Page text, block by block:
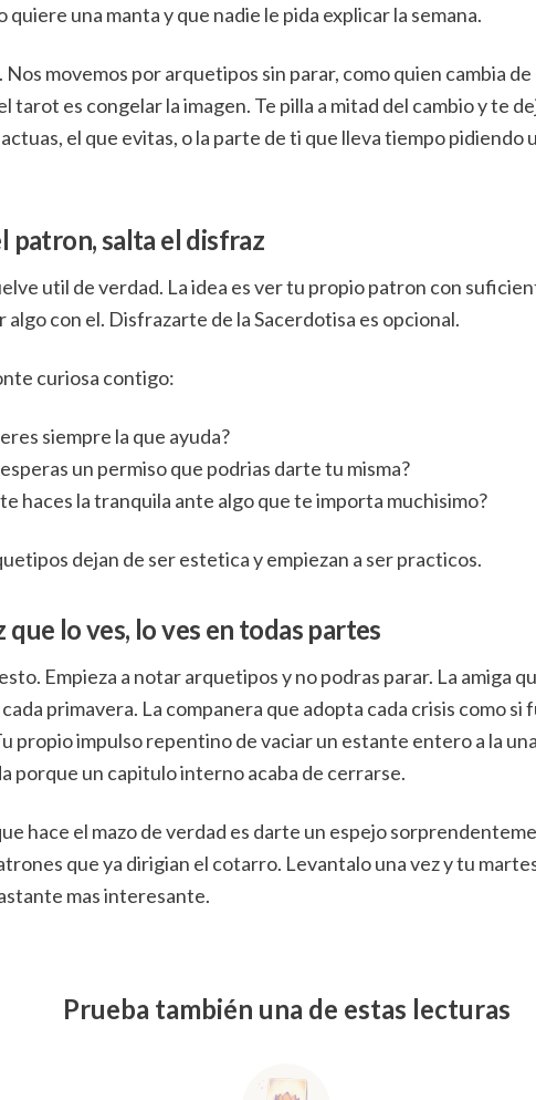
quiere una manta y que nadie le pida explicar la semana.
Nos movemos por arquetipos sin parar, como quien cambia
tarot es congelar la imagen. Te pilla a mitad del cambio y te
el que evitas, o la parte de ti que lleva tiempo pidiendo
patron, salta el disfraz
util de verdad. La idea es ver tu propio patron con
algo con el. Disfrazarte de la Sacerdotisa es opcional.
curiosa contigo:
siempre la que ayuda?
un permiso que podrias darte tu misma?
haces la tranquila ante algo que te importa muchisimo?
dejan de ser estetica y empiezan a ser practicos.
que lo ves, lo ves en todas partes
Empieza a notar arquetipos y no podras parar. La amiga
primavera. La companera que adopta cada crisis como si
propio impulso repentino de vaciar un estante entero a la
porque un capitulo interno acaba de cerrarse.
hace el mazo de verdad es darte un espejo
que ya dirigian el cotarro. Levantalo una vez y tu
mas interesante.
Prueba también una de estas lecturas